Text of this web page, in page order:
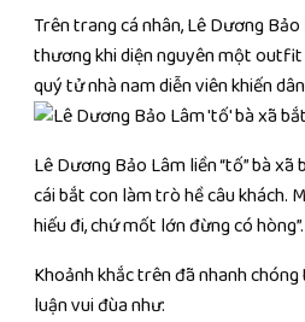
Trên trang cá nhân, Lê Dương
thương khi diện nguyên một outfit
quý tử nhà nam diễn viên khiến
Lê Dương Bảo Lâm liền “tố” bà
cái bắt con làm trò hề câu khách.
hiếu đi, chứ mốt lớn đừng có hòng”.
Khoảnh khắc trên đã nhanh
luận vui đùa như: